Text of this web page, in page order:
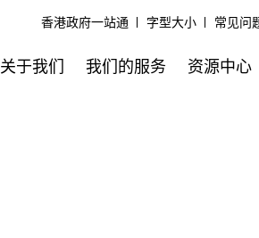
香港政府一站通 字型大小 常见问
关于我们 我们的服务 资源中心